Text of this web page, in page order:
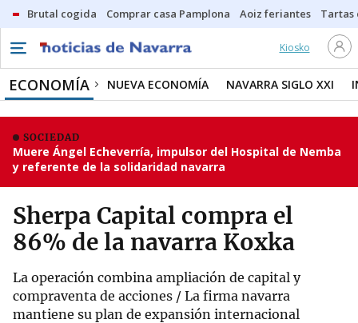
Brutal cogida Comprar casa Pamplona Aoiz feriantes Tartas
Kiosko
ECONOMÍA NUEVA ECONOMÍA NAVARRA SIGLO XXI
SOCIEDAD
Muere Ángel Echeverría, impulsor del Hospital de Nemba
y referente de la solidaridad navarra
Sherpa Capital compra el
86% de la navarra Koxka
La operación combina ampliación de capital y
compraventa de acciones / La firma navarra
mantiene su plan de expansión internacional